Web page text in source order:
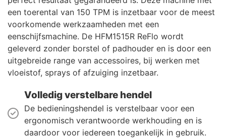
een toerental van 150 TPM is inzetbaar voor de meest
voorkomende werkzaamheden met een
eenschijfsmachine. De HFM1515R ReFlo wordt
geleverd zonder borstel of padhouder en is door een
uitgebreide range van accessoires, bij werken met
vloeistof, sprays of afzuiging inzetbaar.
Volledig verstelbare hendel
De bedieningshendel is verstelbaar voor een
ergonomisch verantwoorde werkhouding en is
daardoor voor iedereen toegankelijk in gebruik.